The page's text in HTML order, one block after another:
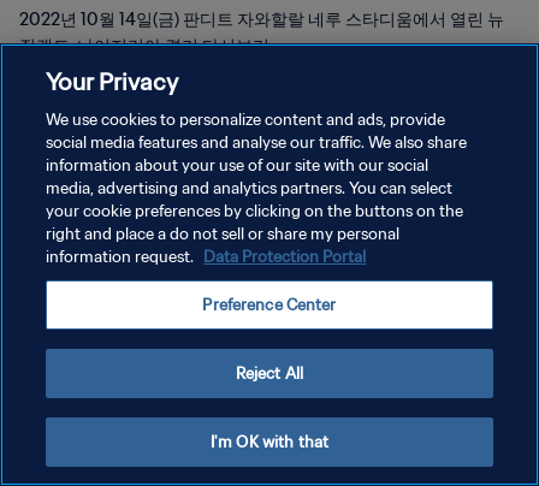
2022년 10월 14일(금) 판디트 자와할랄 네루 스타디움에서 열린 뉴
질랜드-나이지리아 경기 다시보기
개인정보 보호정책
서비스 약관
쿠키 기본 설정 관리
Your Privacy
We use cookies to personalize content and ads, provide
social media features and analyse our traffic. We also share
information about your use of our site with our social
media, advertising and analytics partners. You can select
your cookie preferences by clicking on the buttons on the
right and place a do not sell or share my personal
information request. Data Protection Portal
Preference Center
Reject All
I'm OK with that